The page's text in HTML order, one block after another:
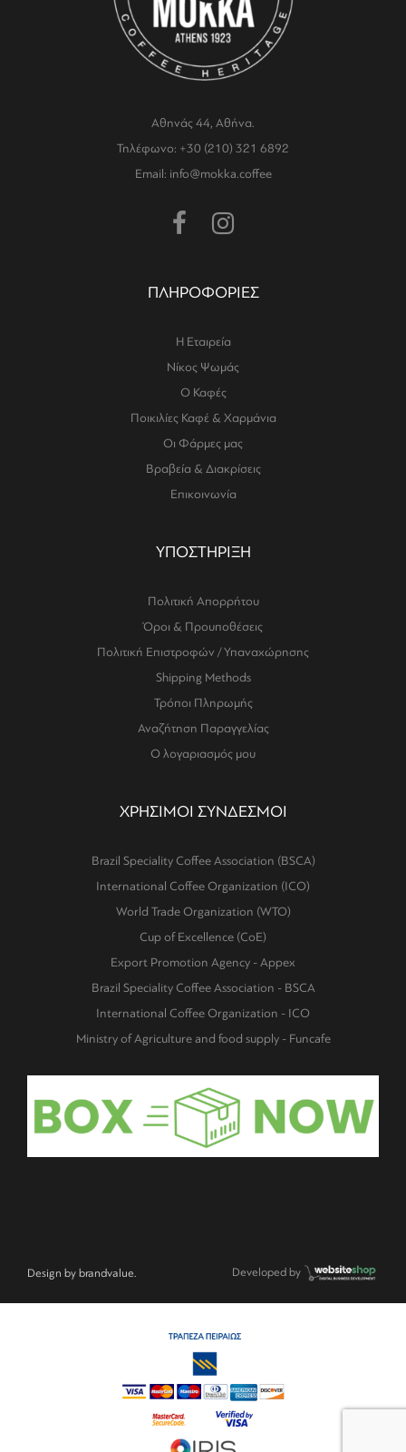
Αθηνάς 44, Αθήνα.
Τηλέφωνο: +30 (210) 321 6892
Email: info@mokka.coffee
ΠΛΗΡΟΦΟΡΙΕΣ
Η Εταιρεία
Νίκος Ψωμάς
Ο Καφές
Ποικιλίες Καφέ & Χαρμάνια
Οι Φάρμες μας
Βραβεία & Διακρίσεις
Επικοινωνία
ΥΠΟΣΤΗΡΙΞΗ
Πολιτική Απορρήτου
Όροι & Προυποθέσεις
Πολιτική Επιστροφών / Υπαναχώρησης
Shipping Methods
Τρόποι Πληρωμής
Αναζήτηση Παραγγελίας
Ο λογαριασμός μου
ΧΡΗΣΙΜΟΙ ΣΥΝΔΕΣΜΟΙ
Brazil Speciality Coffee Association (BSCA)
International Coffee Organization (ICO)
World Trade Organization (WTO)
Cup of Excellence (CoE)
Export Promotion Agency - Appex
Brazil Speciality Coffee Association - BSCA
International Coffee Organization - ICO
Ministry of Agriculture and food supply - Funcafe
Design by brandvalue. Developed by